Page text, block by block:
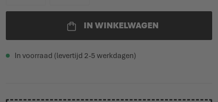
IN WINKELWAGEN
In voorraad (levertijd 2-5 werkdagen)